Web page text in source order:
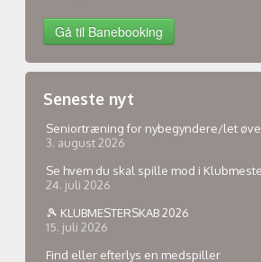
Seneste nyt
Seniortræning for nybegyndere/let
3. august 2026
Se hvem du skal spille mod i
24. juli 2026
🎾 KLUBMESTERSKAB 2026
15. juli 2026
Find eller efterlys en medspiller